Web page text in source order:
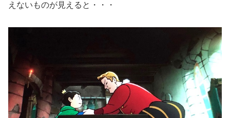
えないものが見えると・・・